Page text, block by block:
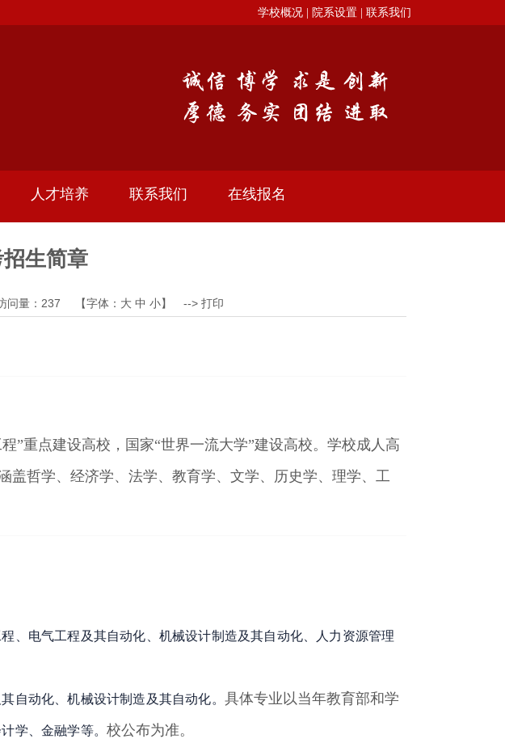
学校概况 | 院系设置 | 联系我们
人才培养 联系我们 在线报名
生简章
量： 237 【字体： 大 中 小】 --> 打印
”重点建设高校，国家“世界一流大学”建设高校。学校成人高
盖哲学、经济学、法学、教育学、文学、历史学、理学、工
、电气工程及其自动化、机械设计制造及其自动化、人力资源管理
自动化、机械设计制造及其自动化。
学、金融学等。
具体专业以当年教育部和学
校公布为准。